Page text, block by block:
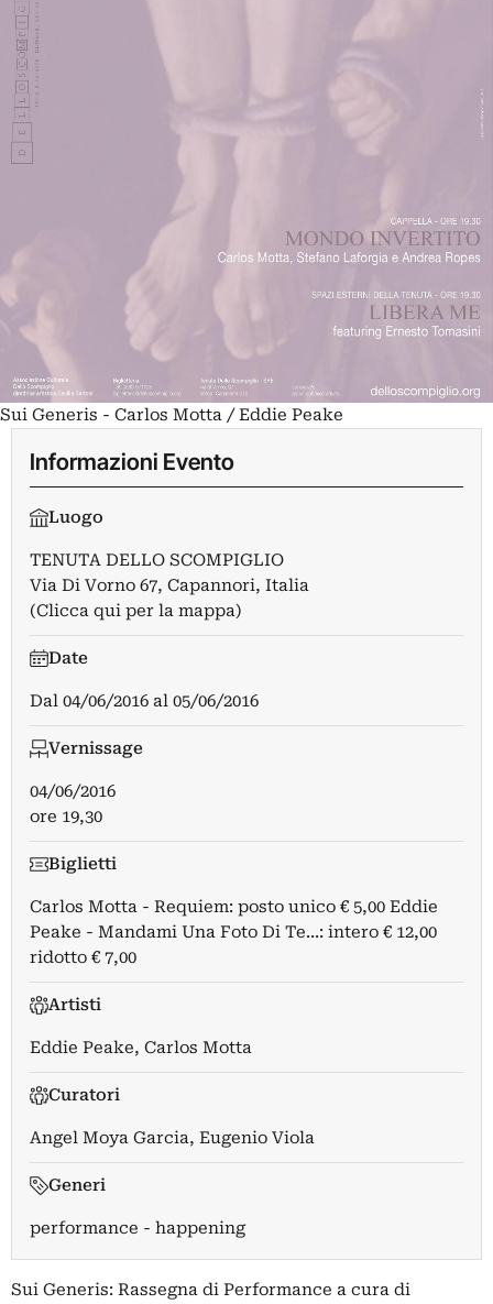
Sui Generis - Carlos Motta / Eddie Peake
Informazioni Evento
Luogo
TENUTA DELLO SCOMPIGLIO
Via Di Vorno 67, Capannori, Italia
(Clicca qui per la mappa)
Date
Dal 04/06/2016 al 05/06/2016
Vernissage
04/06/2016
ore 19,30
Biglietti
Carlos Motta - Requiem: posto unico € 5,00 Eddie
Peake - Mandami Una Foto Di Te...: intero € 12,00 
ridotto € 7,00
Artisti
Eddie Peake, Carlos Motta
Curatori
Angel Moya Garcia, Eugenio Viola
Generi
performance - happening
Sui Generis: Rassegna di Performance a cura di